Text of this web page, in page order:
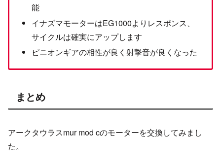
能
イナズマモーターはEG1000よりレスポンス、
サイクルは確実にアップします
ピニオンギアの相性が良く射撃音が良くなった
まとめ
アークタウラスmur mod cのモーターを交換してみまし
た。